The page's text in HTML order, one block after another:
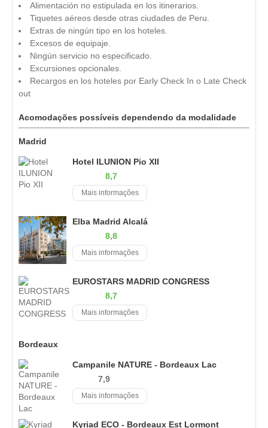
Alimentación no estipulada en los itinerarios.
Tiquetes aéreos desde otras ciudades de Peru.
Extras de ningún tipo en los hoteles.
Excesos de equipaje.
Ningún servicio no especificado.
Excursiones opcionales.
Recargos en los hoteles por Early Check In o Late Check
out
Acomodações possíveis dependendo da modalidade
Madrid
Hotel ILUNION Pio XII
8,7
Mais informações
Elba Madrid Alcalá
8,8
Mais informações
EUROSTARS MADRID CONGRESS
8,7
Mais informações
Bordeaux
Campanile NATURE - Bordeaux Lac
7,9
Mais informações
Kyriad ECO - Bordeaux Est Lormont